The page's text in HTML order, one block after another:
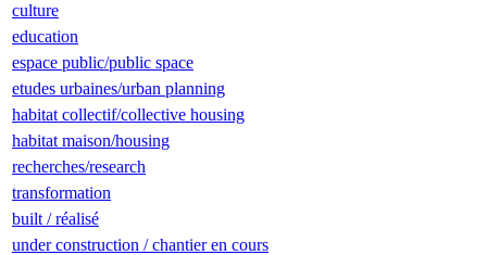
culture
education
espace public/public space
etudes urbaines/urban planning
habitat collectif/collective housing
habitat maison/housing
recherches/research
transformation
built / réalisé
under construction / chantier en cours